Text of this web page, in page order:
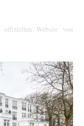
offiziellen Website von